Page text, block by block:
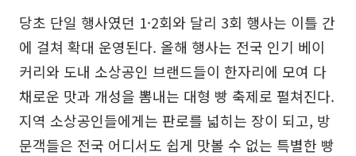
당초 단일 행사였던 1·2회와 달리 3회 행사는 이틀 간
에 걸쳐 확대 운영된다. 올해 행사는 전국 인기 베이
커리와 도내 소상공인 브랜드들이 한자리에 모여 다
채로운 맛과 개성을 뽐내는 대형 빵 축제로 펼쳐진다.
지역 소상공인들에게는 판로를 넓히는 장이 되고, 방
문객들은 전국 어디서도 쉽게 맛볼 수 없는 특별한 빵